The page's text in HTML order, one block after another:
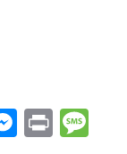
Print